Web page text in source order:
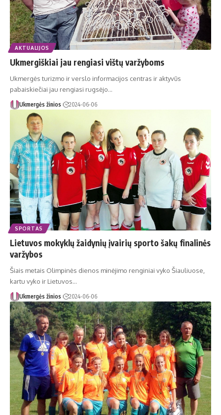
AKTUALIJOS
Ukmergiškiai jau rengiasi vištų varžyboms
Ukmergės turizmo ir verslo informacijos centras ir aktyvūs
pabaiskiečiai jau rengiasi rugsėjo…
Ukmergės žinios 2024-06-06
SPORTAS
Lietuvos mokyklų žaidynių įvairių sporto šakų finalinės
varžybos
Šiais metais Olimpinės dienos minėjimo renginiai vyko Šiauliuose,
kartu vyko ir Lietuvos…
Ukmergės žinios 2024-06-06